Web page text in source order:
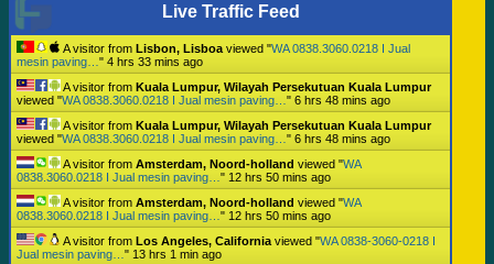
Live Traffic Feed
A visitor from Lisbon, Lisboa viewed "WA 0838.3060.0218 I Jual
mesin paving… " 4 hrs 33 mins ago
A visitor from Kuala Lumpur, Wilayah Persekutuan Kuala Lumpur
viewed "WA 0838.3060.0218 I Jual mesin paving… " 6 hrs 48 mins ago
A visitor from Kuala Lumpur, Wilayah Persekutuan Kuala Lumpur
viewed "WA 0838.3060.0218 I Jual mesin paving… " 6 hrs 48 mins ago
A visitor from Amsterdam, Noord-holland viewed "WA
0838.3060.0218 I Jual mesin paving… " 12 hrs 50 mins ago
A visitor from Amsterdam, Noord-holland viewed "WA
0838.3060.0218 I Jual mesin paving… " 12 hrs 50 mins ago
A visitor from Los Angeles, California viewed "WA 0838-3060-0218 I
Jual mesin paving… " 13 hrs 1 min ago